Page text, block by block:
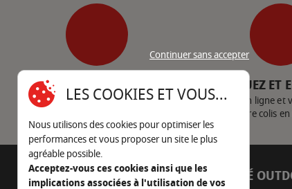
SERVICE CLIENT
Nous contacter
CLIQUEZ ET
Achetez en ligne et
votre colis
AUTOUR DU FEU CÔTÉ
Continuer sans accepter
LES COOKIES ET VOUS...
Nous utilisons des cookies pour optimiser les
performances et vous proposer un site le plus
agréable possible.
Acceptez-vous ces cookies ainsi que les
implications associées à l'utilisation de vos